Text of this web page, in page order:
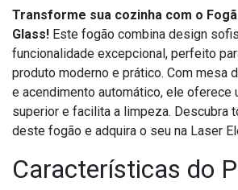
Transforme sua cozinha com o
Glass! Este fogão combina design
funcionalidade excepcional, perfeito
produto moderno e prático. Com mesa
e acendimento automático, ele oferece
superior e facilita a limpeza. Descubra
deste fogão e adquira o seu na Laser
Características do